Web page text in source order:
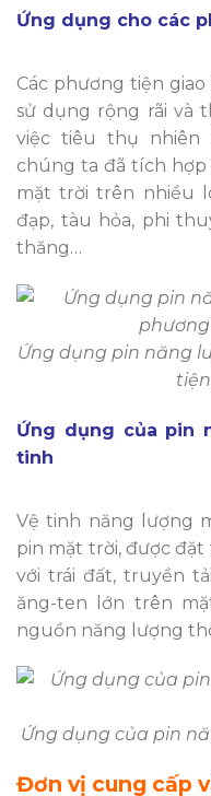
Ứng dụng cho các
Các phương tiện
sử dụng rộng rãi và
việc tiêu thụ nhiên
chúng ta đã tích
mặt trời trên nhiều
đạp, tàu hỏa, phi
thăng…
Ứng dụng pin năng
Ứng dụng của pin
tinh
Vệ tinh năng lượng
pin mặt trời, được
với trái đất, truyền
ăng-ten lớn trên
nguồn năng lượng
Ứng dụng của pin
Đơn vị cung cấp